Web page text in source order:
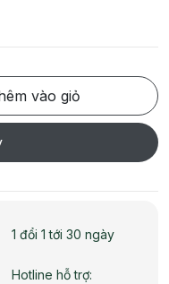
vào giỏ
1 đổi 1 tới 30 ngày
Hotline hỗ trợ: